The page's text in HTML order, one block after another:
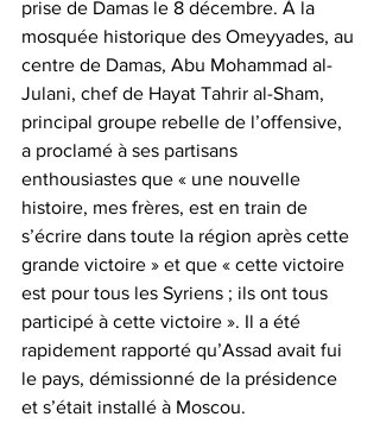
prise de Damas le 8 décembre. À la
mosquée historique des Omeyyades, au
centre de Damas, Abu Mohammad al-
Julani, chef de Hayat Tahrir al-Sham,
principal groupe rebelle de l’offensive,
a proclamé à ses partisans
enthousiastes que « une nouvelle
histoire, mes frères, est en train de
s’écrire dans toute la région après cette
grande victoire » et que « cette victoire
est pour tous les Syriens ; ils ont tous
participé à cette victoire ». Il a été
rapidement rapporté qu’Assad avait fui
le pays, démissionné de la présidence
et s’était installé à Moscou.